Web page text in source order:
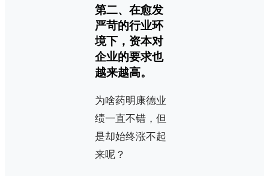
第二、在愈发
严苛的行业环
境下，资本对
企业的要求也
越来越高。
为啥药明康德业
绩一直不错，但
是却始终涨不起
来呢？